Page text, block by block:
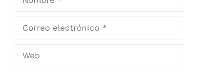
electrónico